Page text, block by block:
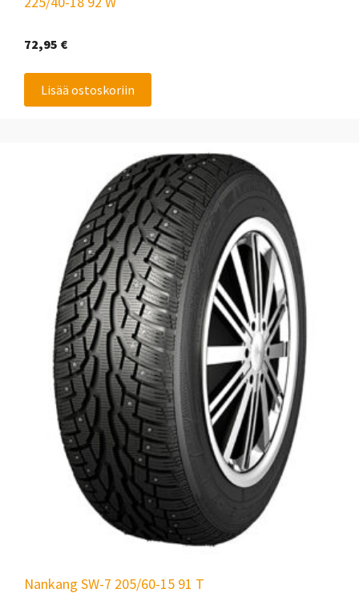
72,95 €
Lisää ostoskoriin
Nankang SW-7 205/60-15 91 T